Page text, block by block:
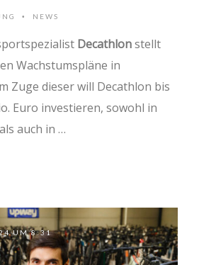
• NEWS
Decathlonstellt
Wachstumspläne in
Zuge dieser will Decathlon bis
Euro investieren, sowohl in
auch in …
UM 8:31